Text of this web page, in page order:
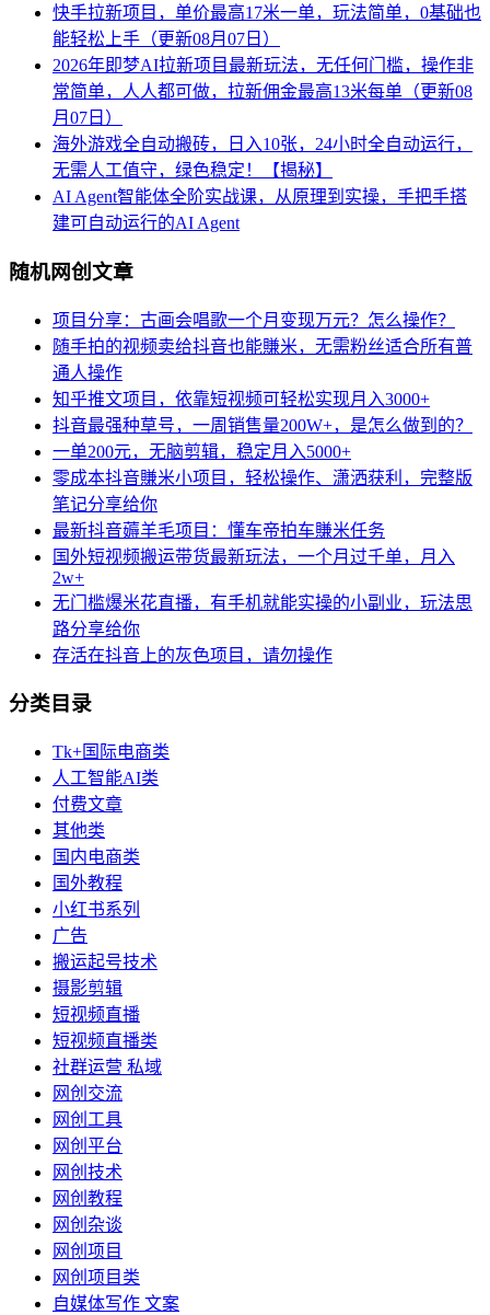
快手拉新项目，单价最高17米一单，玩法简单，0基础也
能轻松上手（更新08月07日）
2026年即梦AI拉新项目最新玩法，无任何门槛，操作非
常简单，人人都可做，拉新佣金最高13米每单（更新08
月07日）
海外游戏全自动搬砖，日入10张，24小时全自动运行，
无需人工值守，绿色稳定！【揭秘】
AI Agent智能体全阶实战课，从原理到实操，手把手搭
建可自动运行的AI Agent
随机网创文章
项目分享：古画会唱歌一个月变现万元？怎么操作？
随手拍的视频卖给抖音也能賺米，无需粉丝适合所有普
通人操作
知乎推文项目，依靠短视频可轻松实现月入3000+
抖音最强种草号，一周销售量200W+，是怎么做到的？
一单200元，无脑剪辑，稳定月入5000+
零成本抖音賺米小项目，轻松操作、潇洒获利，完整版
笔记分享给你
最新抖音薅羊毛项目：懂车帝拍车賺米任务
国外短视频搬运带货最新玩法，一个月过千单，月入
2w+
无门槛爆米花直播，有手机就能实操的小副业，玩法思
路分享给你
存活在抖音上的灰色项目，请勿操作
分类目录
Tk+国际电商类
人工智能AI类
付费文章
其他类
国内电商类
国外教程
小红书系列
广告
搬运起号技术
摄影剪辑
短视频直播
短视频直播类
社群运营 私域
网创交流
网创工具
网创平台
网创技术
网创教程
网创杂谈
网创项目
网创项目类
自媒体写作 文案